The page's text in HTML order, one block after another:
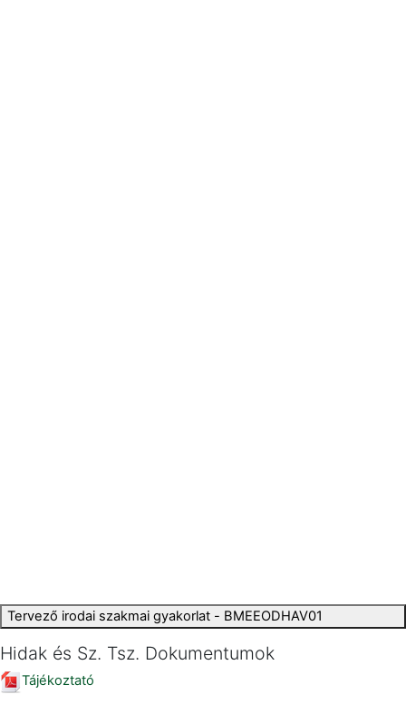
Tervező irodai szakmai gyakorlat - BMEEODHAV01
Hidak és Sz. Tsz. Dokumentumok
Tájékoztató